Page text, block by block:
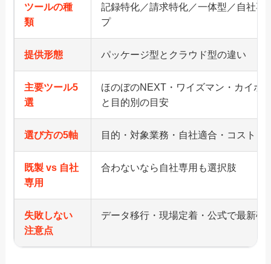
ツールの種
類
記録特化／請求特化／一体型／自社専
プ
提供形態 パッケージ型とクラウド型の違い
主要ツール5
選
ほのぼのNEXT・ワイズマン・カイポ
と目的別の目安
選び方の5軸 目的・対象業務・自社適合・コスト・
既製 vs 自社
専用
合わないなら自社専用も選択肢
失敗しない
注意点
データ移行・現場定着・公式で最新確